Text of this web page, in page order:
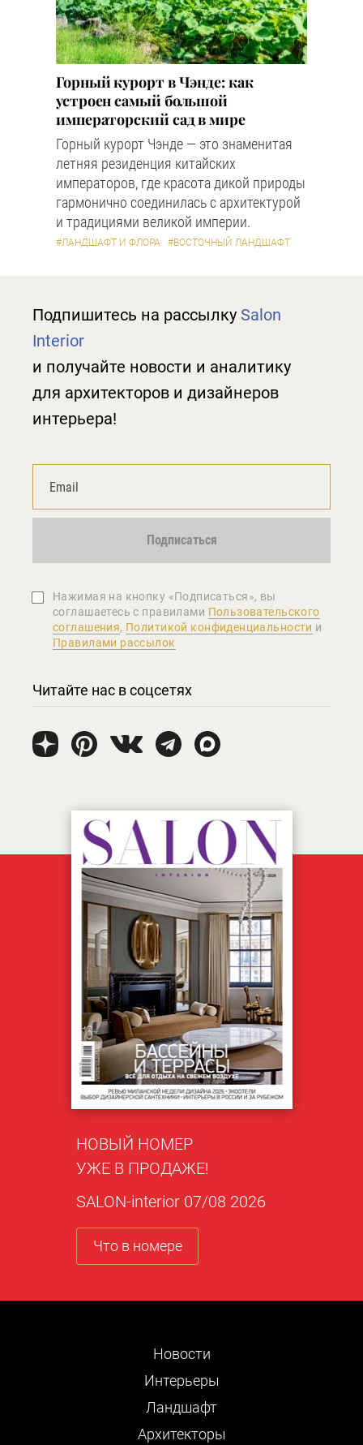
Горный курорт в Чэнде: как
устроен самый большой
императорский сад в мире
Горный курорт Чэнде — это знаменитая
летняя резиденция китайских
императоров, где красота дикой природы
гармонично соединилась с архитектурой
и традициями великой империи.
#ЛАНДШАФТ И ФЛОРА #ВОСТОЧНЫЙ ЛАНДШАФТ
Подпишитесь на рассылку Salon
Interior
и получайте новости и аналитику
для архитекторов и дизайнеров
интерьера!
Подписаться
Нажимая на кнопку «Подписаться», вы
соглашаетеcь с правилами Пользовательского
соглашения, Политикой конфиденциальности и
Правилами рассылок
Читайте нас в соцсетях
НОВЫЙ НОМЕР
УЖЕ В ПРОДАЖЕ!
SALON-interior 07/08 2026
Что в номере
Новости
Интерьеры
Ландшафт
Архитекторы